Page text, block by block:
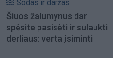
Sodas ir daržas
Šiuos žalumynus dar
spėsite pasisėti ir sulaukti
derliaus: verta įsiminti